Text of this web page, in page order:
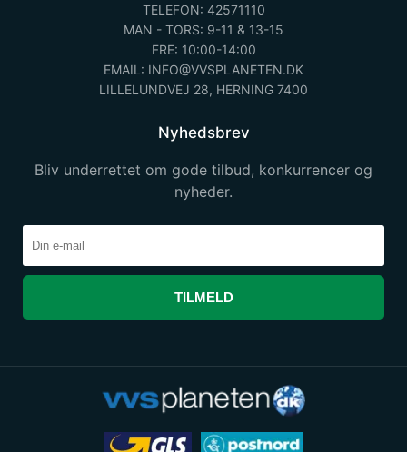
TELEFON: 42571110
MAN - TORS: 9-11 & 13-15
FRE: 10:00-14:00
EMAIL: INFO@VVSPLANETEN.DK
LILLELUNDVEJ 28, HERNING 7400
Nyhedsbrev
Bliv underrettet om gode tilbud, konkurrencer og
nyheder.
TILMELD